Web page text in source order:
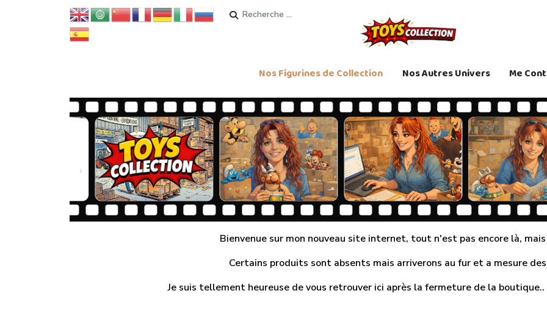
Rechercher
Nos Figurines de Collection Nos Autres Univers Me
Bienvenue sur mon nouveau site internet, tout n'est pas encore là,
Certains produits sont absents mais arriverons au fur et a mesure
Je suis tellement heureuse de vous retrouver ici après la fermeture de la